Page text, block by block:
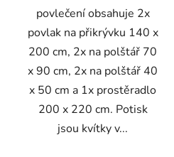
povlečení obsahuje 2x
povlak na přikrývku 140 x
200 cm, 2x na polštář 70
x 90 cm, 2x na polštář 40
x 50 cm a 1x prostěradlo
200 x 220 cm. Potisk
jsou kvítky v...